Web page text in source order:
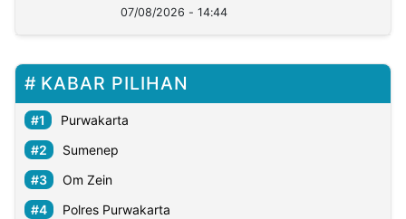
07/08/2026 - 14:44
KABAR PILIHAN
Purwakarta
Sumenep
Om Zein
Polres Purwakarta